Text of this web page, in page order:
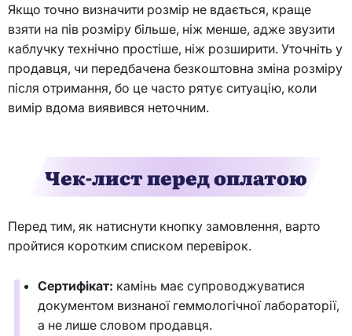
Якщо точно визначити розмір не вдається, краще
взяти на пів розміру більше, ніж менше, адже звузити
каблучку технічно простіше, ніж розширити. Уточніть у
продавця, чи передбачена безкоштовна зміна розміру
після отримання, бо це часто рятує ситуацію, коли
вимір вдома виявився неточним.
Чек-лист перед оплатою
Перед тим, як натиснути кнопку замовлення, варто
пройтися коротким списком перевірок.
Сертифікат: камінь має супроводжуватися
документом визнаної геммологічної лабораторії,
а не лише словом продавця.